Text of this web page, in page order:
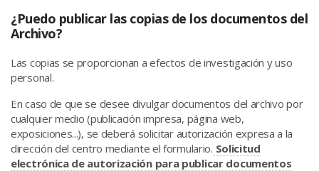
¿Puedo publicar las copias de los documentos del
Archivo?
Las copias se proporcionan a efectos de investigación y uso
personal.
En caso de que se desee divulgar documentos del archivo por
cualquier medio (publicación impresa, página web,
exposiciones...), se deberá solicitar autorización expresa a la
dirección del centro mediante el formulario. Solicitud
electrónica de autorización para publicar documentos